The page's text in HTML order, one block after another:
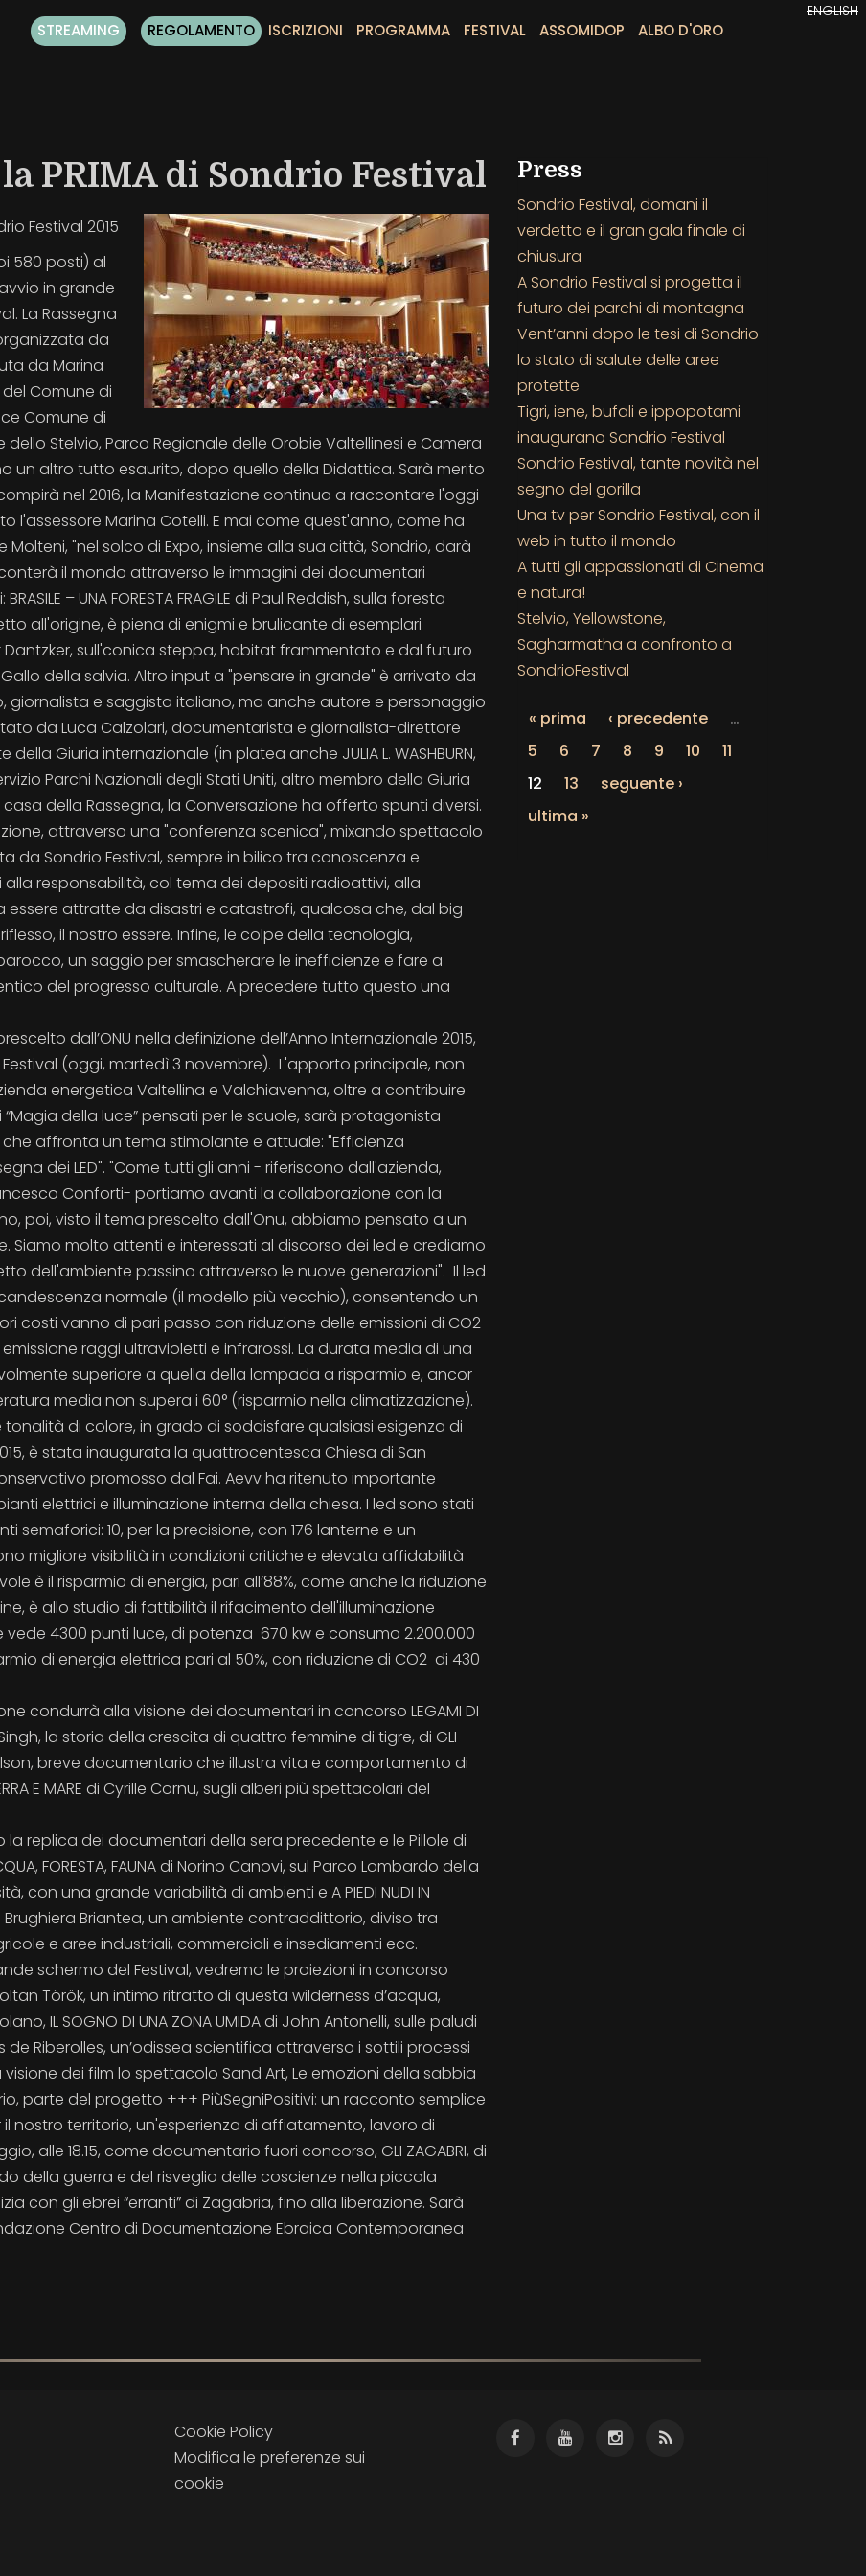
STREAMING REGOLAMENTO ISCRIZIONI PROGRAMMA FESTIVAL ASSOMIDOP ALBO D'ORO
ENGLISH
PRIMA di Sondrio Festival
Festival 2015
580 posti) al
in grande
La Rassegna
da
da Marina
del Comune di
Comune di
dello Stelvio, Parco Regionale delle Orobie Valtellinesi e Camera
un altro tutto esaurito, dopo quello della Didattica. Sarà merito
nel 2016, la Manifestazione continua a raccontare l'oggi
l'assessore Marina Cotelli. E mai come quest'anno, come ha
"nel solco di Expo, insieme alla sua città, Sondrio, darà
il mondo attraverso le immagini dei documentari
– UNA FORESTA FRAGILE di Paul Reddish, sulla foresta
all'origine, è piena di enigmi e brulicante di esemplari
Dantzker, sull'conica steppa, habitat frammentato e dal futuro
della salvia. Altro input a "pensare in grande" è arrivato da
giornalista e saggista italiano, ma anche autore e personaggio
da Luca Calzolari, documentarista e giornalista-direttore
Giuria internazionale (in platea anche JULIA L. WASHBURN,
Parchi Nazionali degli Stati Uniti, altro membro della Giuria
della Rassegna, la Conversazione ha offerto spunti diversi.
attraverso una "conferenza scenica", mixando spettacolo
Sondrio Festival, sempre in bilico tra conoscenza e
responsabilità, col tema dei depositi radioattivi, alla
essere attratte da disastri e catastrofi, qualcosa che, dal big
il nostro essere. Infine, le colpe della tecnologia,
un saggio per smascherare le inefficienze e fare a
del progresso culturale. A precedere tutto questo una
dall’ONU nella definizione dell’Anno Internazionale 2015,
(oggi, martedì 3 novembre). L'apporto principale, non
energetica Valtellina e Valchiavenna, oltre a contribuire
della luce” pensati per le scuole, sarà protagonista
affronta un tema stimolante e attuale: "Efficienza
dei LED". "Come tutti gli anni - riferiscono dall'azienda,
Conforti- portiamo avanti la collaborazione con la
poi, visto il tema prescelto dall'Onu, abbiamo pensato a un
Siamo molto attenti e interessati al discorso dei led e crediamo
dell'ambiente passino attraverso le nuove generazioni". Il led
normale (il modello più vecchio), consentendo un
costi vanno di pari passo con riduzione delle emissioni di CO2
raggi ultravioletti e infrarossi. La durata media di una
superiore a quella della lampada a risparmio e, ancor
media non supera i 60° (risparmio nella climatizzazione).
di colore, in grado di soddisfare qualsiasi esigenza di
è stata inaugurata la quattrocentesca Chiesa di San
promosso dal Fai. Aevv ha ritenuto importante
elettrici e illuminazione interna della chiesa. I led sono stati
10, per la precisione, con 176 lanterne e un
migliore visibilità in condizioni critiche e elevata affidabilità
è il risparmio di energia, pari all’88%, come anche la riduzione
è allo studio di fattibilità il rifacimento dell'illuminazione
4300 punti luce, di potenza 670 kw e consumo 2.200.000
di energia elettrica pari al 50%, con riduzione di CO2 di 430
condurrà alla visione dei documentari in concorso LEGAMI DI
la storia della crescita di quattro femmine di tigre, di GLI
Nelson, breve documentario che illustra vita e comportamento di
E MARE di Cyrille Cornu, sugli alberi più spettacolari del
la replica dei documentari della sera precedente e le Pillole di
FORESTA, FAUNA di Norino Canovi, sul Parco Lombardo della
con una grande variabilità di ambienti e A PIEDI NUDI IN
Brughiera Briantea, un ambiente contraddittorio, diviso tra
e aree industriali, commerciali e insediamenti ecc.
schermo del Festival, vedremo le proiezioni in concorso
di Zoltan Török, un intimo ritratto di questa wilderness d’acqua,
IL SOGNO DI UNA ZONA UMIDA di John Antonelli, sulle paludi
de Riberolles, un’odissea scientifica attraverso i sottili processi
dei film lo spettacolo Sand Art, Le emozioni della sabbia
parte del progetto +++ PiùSegniPositivi: un racconto semplice
nostro territorio, un'esperienza di affiatamento, lavoro di
alle 18.15, come documentario fuori concorso, GLI ZAGABRI, di
della guerra e del risveglio delle coscienze nella piccola
con gli ebrei “erranti” di Zagabria, fino alla liberazione. Sarà
Centro di Documentazione Ebraica Contemporanea
Press
Sondrio Festival, domani il
verdetto e il gran gala finale di
chiusura
A Sondrio Festival si progetta il
futuro dei parchi di montagna
Vent’anni dopo le tesi di Sondrio
lo stato di salute delle aree
protette
Tigri, iene, bufali e ippopotami
inaugurano Sondrio Festival
Sondrio Festival, tante novità nel
segno del gorilla
Una tv per Sondrio Festival, con il
web in tutto il mondo
A tutti gli appassionati di Cinema
e natura!
Stelvio, Yellowstone,
Sagharmatha a confronto a
SondrioFestival
« prima ‹ precedente
…
5
6 7 8 9 10
11
12
13
seguente ›
ultima »
Cookie Policy
Modifica le preferenze sui
cookie